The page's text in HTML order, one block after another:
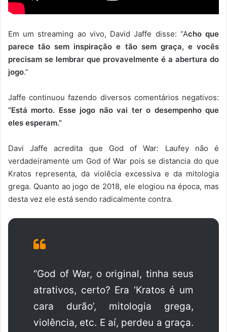
Em um streaming ao vivo, David Jaffe disse: “Acho que
parece tão sem inspiração e tão sem graça, e vocês
precisam se lembrar que provavelmente é a abertura do
jogo.”
Jaffe continuou fazendo diversos comentários negativos:
“Está morto. Esse jogo não vai ter o desempenho que
eles esperam.”
Davi Jaffe acredita que God of War: Laufey não é
verdadeiramente um God of War pois se distancia do que
Kratos representa, da violêcia excessiva e da mitologia
grega. Quanto ao jogo de 2018, ele elogiou na época, mas
desta vez ele está sendo radicalmente contra.
“God of War, o original, tinha seus
atrativos, certo? Era ‘Kratos é um
cara durão’, mitologia grega,
violência, etc. E aí, perdeu a graça.